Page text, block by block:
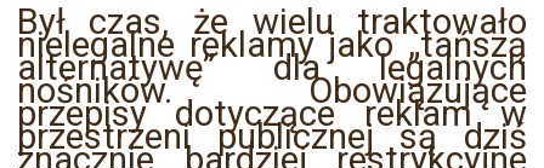
Był czas, że wielu traktowało
nielegalne reklamy jako „tańszą
alternatywę” dla legalnych
nośników. Obowiązujące
przepisy dotyczące reklam w
przestrzeni publicznej są dziś